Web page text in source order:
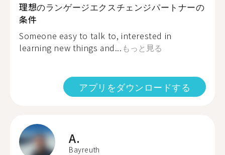
理想のランゲージエクスチェンジパートナーの
条件
Someone easy to talk to, interested in
learning new things and... もっと見る
アプリをダウンロードする
A.
Bayreuth